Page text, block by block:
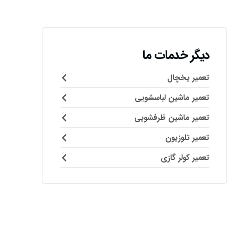
دیگر خدمات ما
تعمیر یخچال
تعمیر ماشین لباسشویی
تعمیر ماشین ظرفشویی
تعمیر تلوزیون
تعمیر کولر گازی